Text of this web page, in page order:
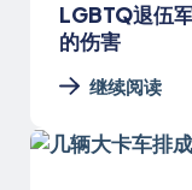
LGBTQ退伍
的伤害
继续阅读